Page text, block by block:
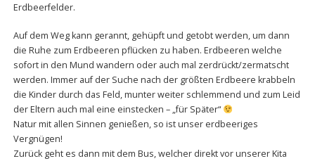
Erdbeerfelder.
Auf dem Weg kann gerannt, gehüpft und getobt werden, um dann
die Ruhe zum Erdbeeren pflücken zu haben. Erdbeeren welche
sofort in den Mund wandern oder auch mal zerdrückt/zermatscht
werden. Immer auf der Suche nach der größten Erdbeere krabbeln
die Kinder durch das Feld, munter weiter schlemmend und zum Leid
der Eltern auch mal eine einstecken – „für Später“
Natur mit allen Sinnen genießen, so ist unser erdbeeriges
Vergnügen!
Zurück geht es dann mit dem Bus, welcher direkt vor unserer Kita